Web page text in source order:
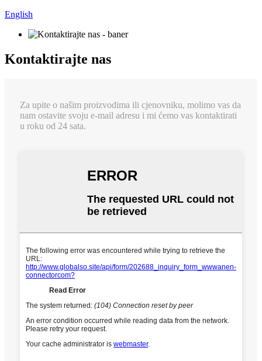
English
Kontaktirajte nas
Za upite o našim proizvodima ili cjenovniku, molimo vas da
nam ostavite svoju e-mail adresu i mi ćemo vas kontaktirati
u roku od 24 sata.